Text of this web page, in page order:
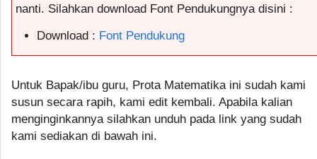
nanti. Silahkan download Font Pendukungnya disini :
Download : Font Pendukung
Untuk Bapak/ibu guru, Prota Matematika ini sudah kami
susun secara rapih, kami edit kembali. Apabila kalian
menginginkannya silahkan unduh pada link yang sudah
kami sediakan di bawah ini.